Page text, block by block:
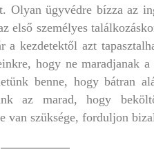
Olyan ügyvédre bízza az
első személyes
a kezdetektől azt
hogy ne maradjanak a
benne, hogy bátran
az marad, hogy
van szüksége, forduljon